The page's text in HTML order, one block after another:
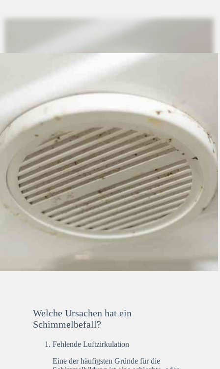
Welche Ursachen hat ein
Schimmelbefall?
Fehlende Luftzirkulation
Eine der häufigsten Gründe für die